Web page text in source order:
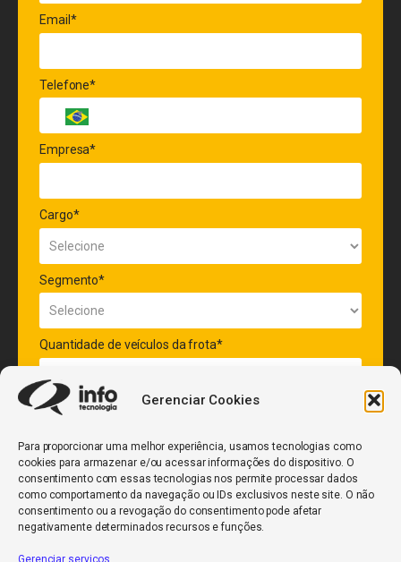
Gerenciar Cookies
Para proporcionar uma melhor experiência, usamos tecnologias como
cookies para armazenar e/ou acessar informações do dispositivo. O
consentimento com essas tecnologias nos permite processar dados
como comportamento da navegação ou IDs exclusivos neste site. O não
consentimento ou a revogação do consentimento pode afetar
negativamente determinados recursos e funções.
Gerenciar serviços
Email*
Telefone*
Empresa*
Cargo*
Segmento*
Quantidade de veículos da frota*